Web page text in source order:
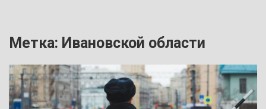
Метка: Ивановской области